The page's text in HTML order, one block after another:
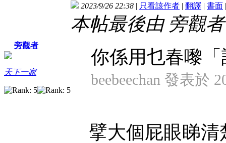
旁觀者
天下一家
2023/9/26 22:38 | 只看該作者 | 翻譯 | 書面
本帖最後由 旁觀
你係用乜春嚟
beebeechan 發表於
擘大個屁眼睇清